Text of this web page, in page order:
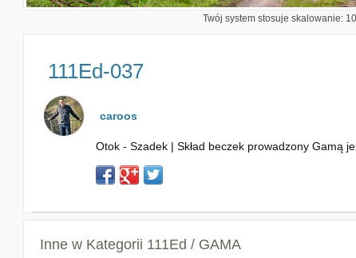
Twój system stosuje skalowanie:
111Ed-037
caroos
Otok - Szadek | Skład beczek prowadzony Gamą
Inne w Kategorii 111Ed / GAMA